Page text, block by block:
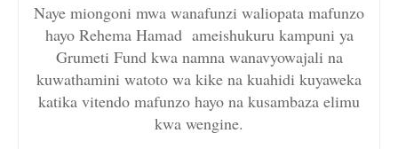
Naye miongoni mwa wanafunzi waliopata mafunzo
hayo Rehema Hamad ameishukuru kampuni ya
Grumeti Fund kwa namna wanavyowajali na
kuwathamini watoto wa kike na kuahidi kuyaweka
katika vitendo mafunzo hayo na kusambaza elimu
kwa wengine.